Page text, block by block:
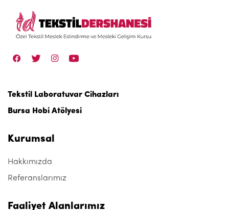
Tekstil Laboratuvar Cihazları
Bursa Hobi Atölyesi
Kurumsal
Hakkımızda
Referanslarımız
Faaliyet Alanlarımız